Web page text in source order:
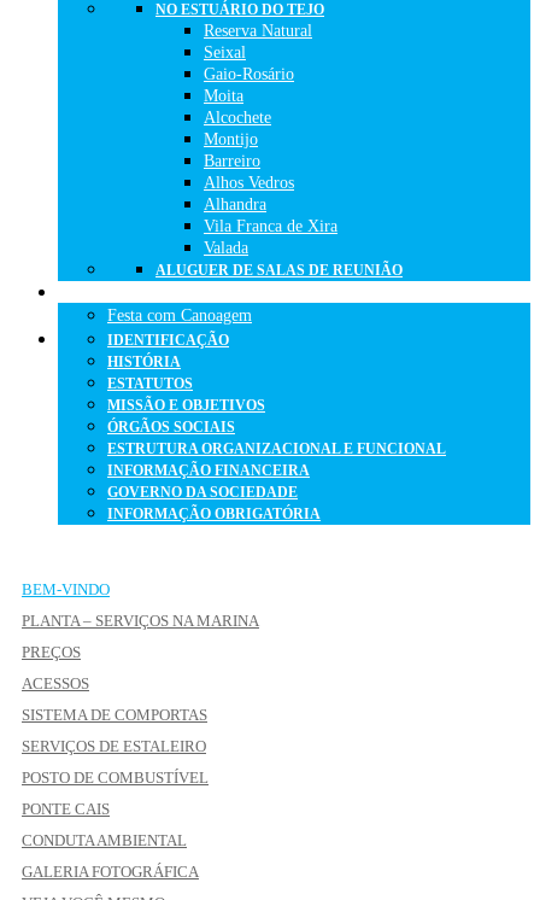
NO ESTUÁRIO DO TEJO
Reserva Natural
Seixal
Gaio-Rosário
Moita
Alcochete
Montijo
Barreiro
Alhos Vedros
Alhandra
Vila Franca de Xira
Valada
ALUGUER DE SALAS DE REUNIÃO
Festa com Canoagem
IDENTIFICAÇÃO
HISTÓRIA
ESTATUTOS
MISSÃO E OBJETIVOS
ÓRGÃOS SOCIAIS
ESTRUTURA ORGANIZACIONAL E FUNCIONAL
INFORMAÇÃO FINANCEIRA
GOVERNO DA SOCIEDADE
INFORMAÇÃO OBRIGATÓRIA
BEM-VINDO
PLANTA – SERVIÇOS NA MARINA
PREÇOS
ACESSOS
SISTEMA DE COMPORTAS
SERVIÇOS DE ESTALEIRO
POSTO DE COMBUSTÍVEL
PONTE CAIS
CONDUTA AMBIENTAL
GALERIA FOTOGRÁFICA